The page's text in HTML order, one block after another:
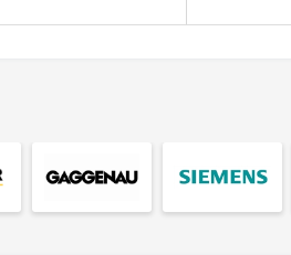
rung đặc biệt thấp trong tất cả các tủ